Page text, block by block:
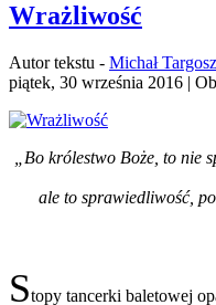
Wrażliwość
Autor tekstu - Michał Targosz
piątek, 30 września 2016 |
„Bo królestwo Boże, to nie
ale to sprawiedliwość,
Stopy tancerki baletowej